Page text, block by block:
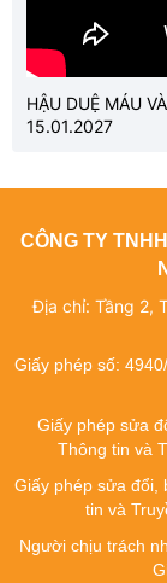
HẬU DUỆ MÁU
15.01.2027
CÔNG TY
Địa chỉ: Tầng 2,
Giấy phép số:
Giấy phép sửa
Thông tin và
Giấy phép sửa đổi,
tin và
Người chịu trách